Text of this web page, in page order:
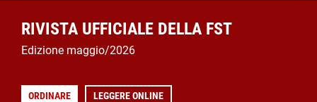
RIVISTA UFFICIALE DELLA FST
Edizione maggio/2026
ORDINARE LEGGERE ONLINE